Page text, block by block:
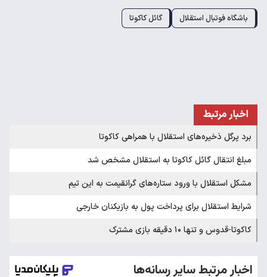
باشگاه فوتبال استقلال گائل کاکوتا
اخبار مرتبط
برد پرگل ذخیره‌های استقلال با همراهی کاکوتا
مبلغ انتقال گائل کاکوتا به استقلال مشخص شد
مشکل استقلال با ورود ستاره‌های گرانقیمت به این تیم
شرایط استقلال برای پرداخت پول به بازیکنان خارجی
کاکوتا-قدوس و تنها ۱۰ دقیقه بازی مشترک